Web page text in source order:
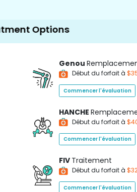
Genou
Début du forfait à
Commencer l'évaluation
HANCHE
Début du forfait à
Commencer l'évaluation
FIV Traitement
Début du forfait à
Commencer l'évaluation